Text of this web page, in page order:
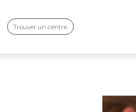
Trouver un centre